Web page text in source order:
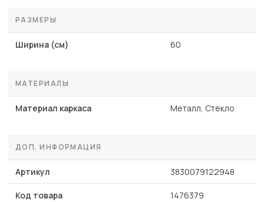
РАЗМЕРЫ
Ширина (см) 60
МАТЕРИАЛЫ
Материал каркаса Металл, Стекло
ДОП. ИНФОРМАЦИЯ
Артикул 3830079122948
Код товара 1476379